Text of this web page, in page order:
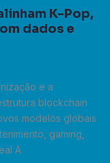
K-Pop,
dados e
e a
blockchain
modelos globais
gaming,
A